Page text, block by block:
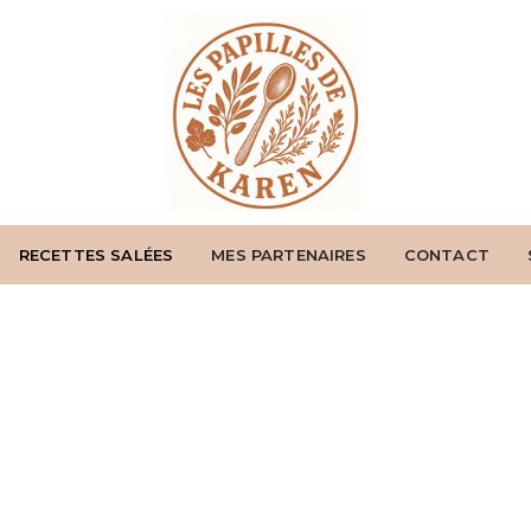
RECETTES SALÉES MES PARTENAIRES CONTACT